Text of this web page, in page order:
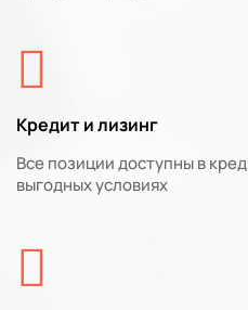
Кредит и лизинг
Все позиции доступны в
выгодных условиях